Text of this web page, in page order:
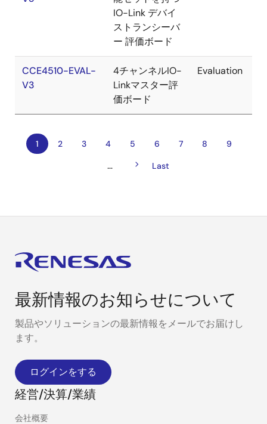
IO-Link デバイ
ストランシーバ
ー 評価ボード
CCE4510-EVAL-
V3
4チャンネルIO-
Linkマスター評
価ボード
Evaluation
り
カ
レ
1
ペ
2
ペ
3
ペ
ジ
4
ペ
ジ
5
ペ
ジ
6
ペ
7
ペ
8
ペ
9
…
次
最
Last
最新情報のお知らせについて
製品やソリューションの最新情報をメールでお届けし
ます。
ログインをする
経営/決算/業績
会社概要